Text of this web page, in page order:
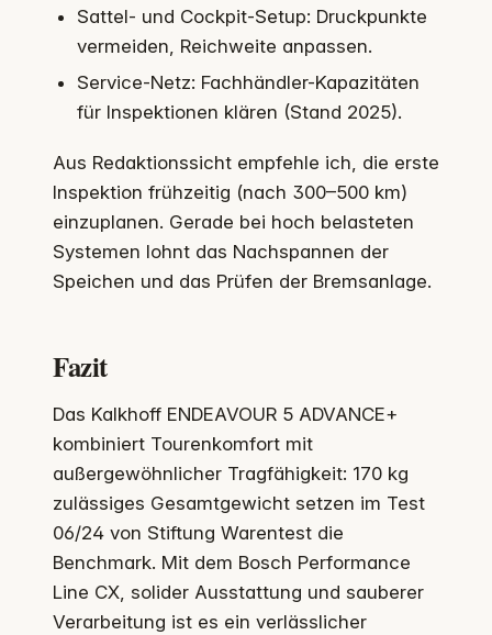
Sattel- und Cockpit-Setup: Druckpunkte
vermeiden, Reichweite anpassen.
Service-Netz: Fachhändler-Kapazitäten
für Inspektionen klären (Stand 2025).
Aus Redaktionssicht empfehle ich, die erste
Inspektion frühzeitig (nach 300–500 km)
einzuplanen. Gerade bei hoch belasteten
Systemen lohnt das Nachspannen der
Speichen und das Prüfen der Bremsanlage.
Fazit
Das Kalkhoff ENDEAVOUR 5 ADVANCE+
kombiniert Tourenkomfort mit
außergewöhnlicher Tragfähigkeit: 170 kg
zulässiges Gesamtgewicht setzen im Test
06/24 von Stiftung Warentest die
Benchmark. Mit dem Bosch Performance
Line CX, solider Ausstattung und sauberer
Verarbeitung ist es ein verlässlicher